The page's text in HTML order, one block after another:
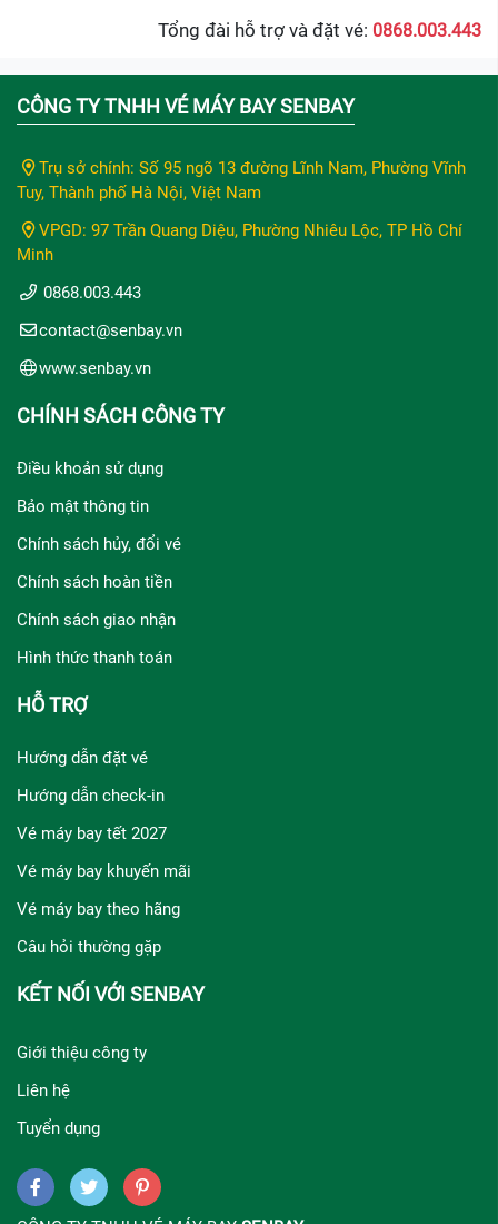
Tổng đài hỗ trợ và đặt vé: 0868.003.443
CÔNG TY TNHH VÉ MÁY BAY SENBAY
Trụ sở chính: Số 95 ngõ 13 đường Lĩnh Nam, Phường Vĩnh
Tuy, Thành phố Hà Nội, Việt Nam
VPGD: 97 Trần Quang Diệu, Phường Nhiêu Lộc, TP Hồ Chí
Minh
0868.003.443
contact@senbay.vn
www.senbay.vn
CHÍNH SÁCH CÔNG TY
Điều khoản sử dụng
Bảo mật thông tin
Chính sách hủy, đổi vé
Chính sách hoàn tiền
Chính sách giao nhận
Hình thức thanh toán
HỖ TRỢ
Hướng dẫn đặt vé
Hướng dẫn check-in
Vé máy bay tết 2027
Vé máy bay khuyến mãi
Vé máy bay theo hãng
Câu hỏi thường gặp
KẾT NỐI VỚI SENBAY
Giới thiệu công ty
Liên hệ
Tuyển dụng